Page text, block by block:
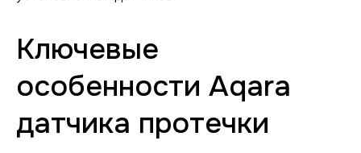
Ключевые
особенности Aqara
датчика протечки